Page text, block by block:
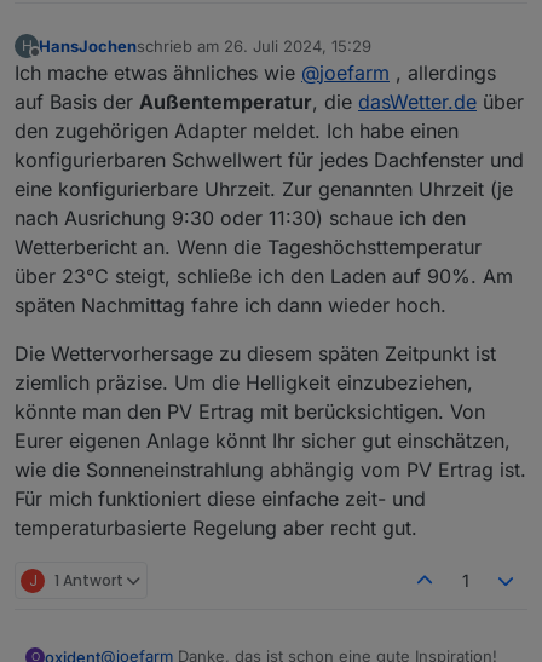
Das Skript ist nur von 8 Uhr bis Sonnenuntergang
gescheduled. Nach Sonnenuntergang wird alles
zugemacht und eingefahren
H HansJochenschrieb am 26. Juli 2024, 15:29
zuletzt editiert von
Ich mache etwas ähnliches wie @joefarm , allerdings
auf Basis der Außentemperatur, die dasWetter.de über
den zugehörigen Adapter meldet. Ich habe einen
konfigurierbaren Schwellwert für jedes Dachfenster und
eine konfigurierbare Uhrzeit. Zur genannten Uhrzeit (je
nach Ausrichung 9:30 oder 11:30) schaue ich den
Wetterbericht an. Wenn die Tageshöchsttemperatur
über 23°C steigt, schließe ich den Laden auf 90%. Am
späten Nachmittag fahre ich dann wieder hoch.
Die Wettervorhersage zu diesem späten Zeitpunkt ist
ziemlich präzise. Um die Helligkeit einzubeziehen,
könnte man den PV Ertrag mit berücksichtigen. Von
Eurer eigenen Anlage könnt Ihr sicher gut einschätzen,
wie die Sonneneinstrahlung abhängig vom PV Ertrag ist.
Für mich funktioniert diese einfache zeit- und
temperaturbasierte Regelung aber recht gut.
J 1 Antwort 1
O oxident@joefarm Danke, das ist schon eine gute Inspiration!